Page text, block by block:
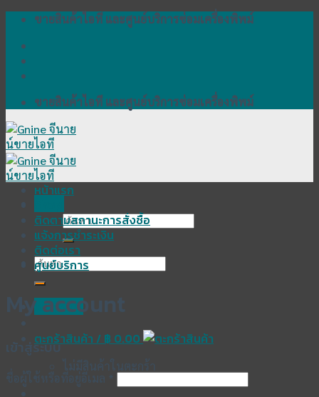
Skip
content
ขายสินค้าไอที และศูนย์บริการซ่อมเครื่องพิพม์
ขายสินค้าไอที และศูนย์บริการซ่อมเครื่องพิพม์
ค้นหา:
ค้นหา:
เข้าสู่ระบบ
ตะกร้าสินค้า / ฿ 0.00
ไม่มีสินค้าในตะกร้า
หน้าแรก
ติดตามสถานะการสั่งซื้อ
แจ้งการชำระเงิน
ติดต่อเรา
ศูนย์บริการ
My account
เข้าสู่ระบบ
ชื่อผู้ใช้หรือที่อยู่อีเมล *